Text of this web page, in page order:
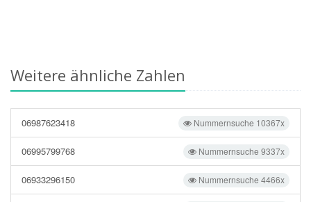
Weitere ähnliche Zahlen
Nummernsuche 10367x
06987623418
Nummernsuche 9337x
06995799768
Nummernsuche 4466x
06933296150